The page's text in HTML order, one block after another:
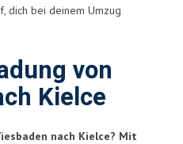
dich bei deinem Umzug
von
Kielce
nach Kielce? Mit